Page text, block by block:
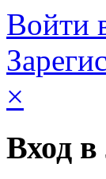
Войти
×
Вход